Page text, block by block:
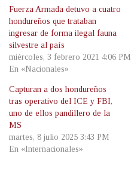
Fuerza Armada detuvo a cuatro
hondureños que trataban
ingresar de forma ilegal fauna
silvestre al país
miércoles, 3 febrero 2021 4:06 PM
En «Nacionales»
Capturan a dos hondureños
tras operativo del ICE y FBI,
uno de ellos pandillero de la
MS
martes, 8 julio 2025 3:43 PM
En «Internacionales»